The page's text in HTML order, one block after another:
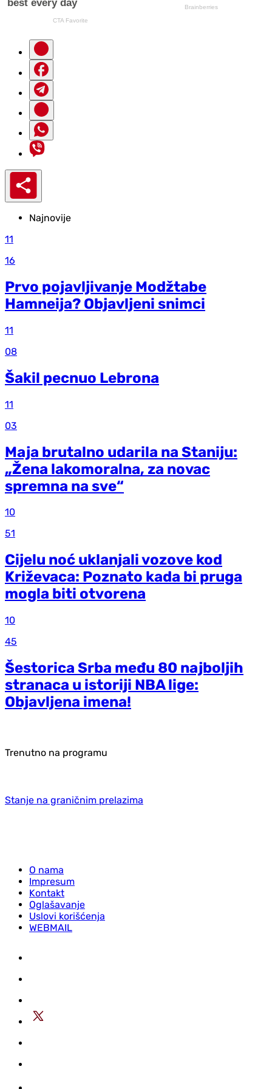
Najnovije
11
16
Prvo pojavljivanje Modžtabe
Hamneija? Objavljeni snimci
11
08
Šakil pecnuo Lebrona
11
03
Maja brutalno udarila na Staniju:
„Žena lakomoralna, za novac
spremna na sve“
10
51
Cijelu noć uklanjali vozove kod
Križevaca: Poznato kada bi pruga
mogla biti otvorena
10
45
Šestorica Srba među 80 najboljih
stranaca u istoriji NBA lige:
Objavljena imena!
Trenutno na programu
Stanje na graničnim prelazima
O nama
Impresum
Kontakt
Oglašavanje
Uslovi korišćenja
WEBMAIL